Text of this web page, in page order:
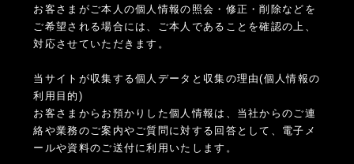
お客さまがご本人の個人情報の照会・修正・削除などを
ご希望される場合には、ご本人であることを確認の上、
対応させていただきます。
当サイトが収集する個人データと収集の理由(個人情報の
利用目的)
お客さまからお預かりした個人情報は、当社からのご連
絡や業務のご案内やご質問に対する回答として、電子メ
ールや資料のご送付に利用いたします。